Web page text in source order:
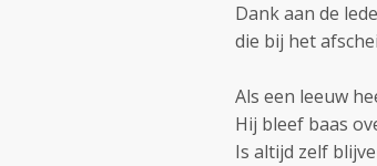
Dank aan de
die bij het
Als een leeuw
Hij bleef baas
Is altijd zelf